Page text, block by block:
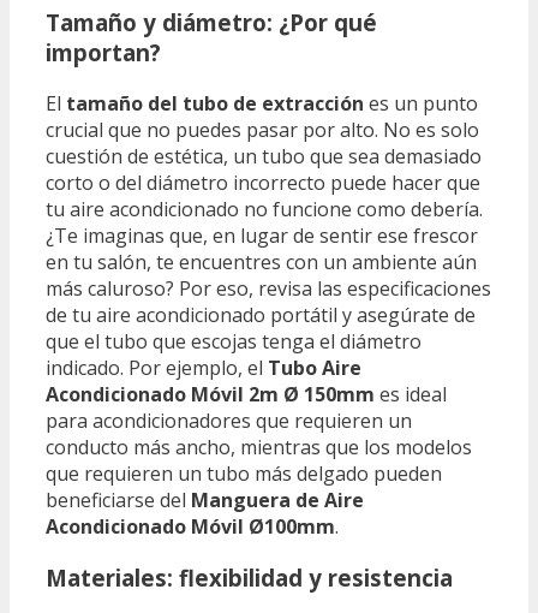
Tamaño y diámetro: ¿Por qué
importan?
El tamaño del tubo de extracción es un punto
crucial que no puedes pasar por alto. No es solo
cuestión de estética, un tubo que sea demasiado
corto o del diámetro incorrecto puede hacer que
tu aire acondicionado no funcione como debería.
¿Te imaginas que, en lugar de sentir ese frescor
en tu salón, te encuentres con un ambiente aún
más caluroso? Por eso, revisa las especificaciones
de tu aire acondicionado portátil y asegúrate de
que el tubo que escojas tenga el diámetro
indicado. Por ejemplo, el Tubo Aire
Acondicionado Móvil 2m Ø 150mm es ideal
para acondicionadores que requieren un
conducto más ancho, mientras que los modelos
que requieren un tubo más delgado pueden
beneficiarse del Manguera de Aire
Acondicionado Móvil Ø100mm.
Materiales: flexibilidad y resistencia